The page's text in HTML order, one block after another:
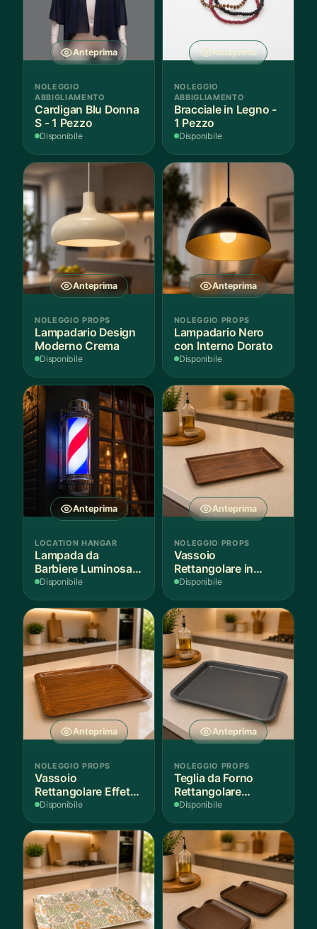
Anteprima
NOLEGGIO
ABBIGLIAMENTO
Cardigan Blu Donna
S - 1 Pezzo
Disponibile
Anteprima
NOLEGGIO
ABBIGLIAMENTO
Bracciale in Legno -
1 Pezzo
Disponibile
Anteprima
NOLEGGIO PROPS
Lampadario Design
Moderno Crema
Disponibile
Anteprima
NOLEGGIO PROPS
Lampadario Nero
con Interno Dorato
Disponibile
Anteprima
LOCATION HANGAR
Lampada da
Barbiere Luminosa
Rotante
Disponibile
Anteprima
NOLEGGIO PROPS
Vassoio
Rettangolare in
Legno Scuro
Disponibile
Anteprima
NOLEGGIO PROPS
Vassoio
Rettangolare Effetto
Legno
Disponibile
Anteprima
NOLEGGIO PROPS
Teglia da Forno
Rettangolare
Antiaderente
Disponibile